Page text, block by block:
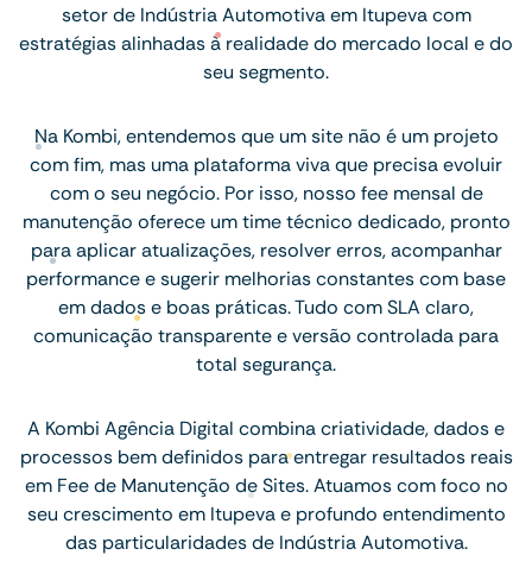
setor de Indústria Automotiva em Itupeva com
estratégias alinhadas à realidade do mercado local e do
seu segmento.
Na Kombi, entendemos que um site não é um projeto
com fim, mas uma plataforma viva que precisa evoluir
com o seu negócio. Por isso, nosso fee mensal de
manutenção oferece um time técnico dedicado, pronto
para aplicar atualizações, resolver erros, acompanhar
performance e sugerir melhorias constantes com base
em dados e boas práticas. Tudo com SLA claro,
comunicação transparente e versão controlada para
total segurança.
A Kombi Agência Digital combina criatividade, dados e
processos bem definidos para entregar resultados reais
em Fee de Manutenção de Sites. Atuamos com foco no
seu crescimento em Itupeva e profundo entendimento
das particularidades de Indústria Automotiva.